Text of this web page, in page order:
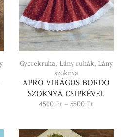
Gyerekruha, Lány ruhák, Lány
szoknya
APRÓ VIRÁGOS BORDÓ
SZOKNYA CSIPKÉVEL
4500 Ft – 5500 Ft
5500 Ft